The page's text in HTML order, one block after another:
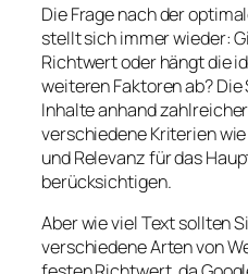
Die Frage nach der
stellt sich immer wieder:
Richtwert oder hängt die
weiteren Faktoren ab?
Inhalte anhand
verschiedene Kriterien
und Relevanz für das
berücksichtigen.
Aber wie viel Text sollten
verschiedene Arten von